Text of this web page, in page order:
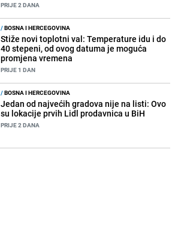
PRIJE 2 DANA
/BOSNA I HERCEGOVINA
Stiže novi toplotni val: Temperature idu i do
40 stepeni, od ovog datuma je moguća
promjena vremena
PRIJE 1 DAN
/BOSNA I HERCEGOVINA
Jedan od najvećih gradova nije na listi: Ovo
su lokacije prvih Lidl prodavnica u BiH
PRIJE 2 DANA